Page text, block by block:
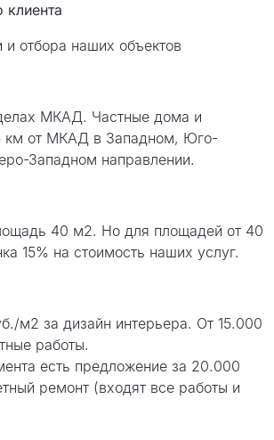
и отбора наших объектов
МКАД. Частные дома и
км от МКАД в Западном, Юго-
Западном направлении.
40 м2. Но для площадей от 40
15% на стоимость наших услуг.
м2 за дизайн интерьера. От 15.000
работы.
есть предложение за 20.000
ремонт (входят все работы и